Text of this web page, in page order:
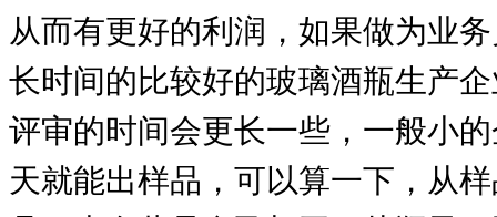
从而有更好的利润，如果做为业
长时间的比较好的玻璃酒瓶生产
评审的时间会更长一些，一般小
天就能出样品，可以算一下，从